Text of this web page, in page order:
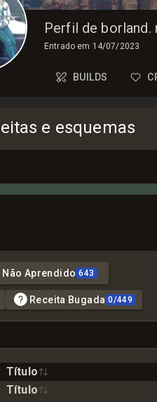
Perfil de borland.
Entrado em 14/07/2023
BUILDS
e esquemas
Não Aprendido 643
Receita Bugada 0/449
Título
Título